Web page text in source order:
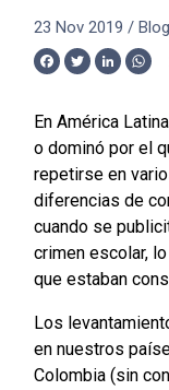
23 Nov 2019 /
Facebook
Twitter
En América
o dominó por el
repetirse en
diferencias de
cuando se
crimen escolar,
que estaban
Los
en nuestros
Colombia (sin